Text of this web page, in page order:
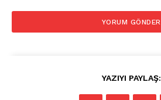
YAZIYI PAYLAŞ: